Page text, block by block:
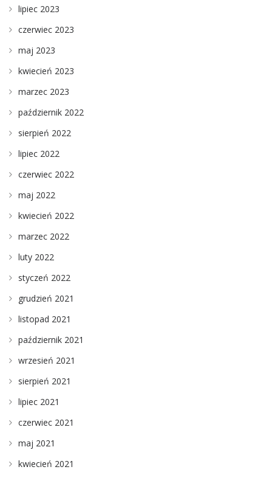
lipiec 2023
czerwiec 2023
maj 2023
kwiecień 2023
marzec 2023
październik 2022
sierpień 2022
lipiec 2022
czerwiec 2022
maj 2022
kwiecień 2022
marzec 2022
luty 2022
styczeń 2022
grudzień 2021
listopad 2021
październik 2021
wrzesień 2021
sierpień 2021
lipiec 2021
czerwiec 2021
maj 2021
kwiecień 2021